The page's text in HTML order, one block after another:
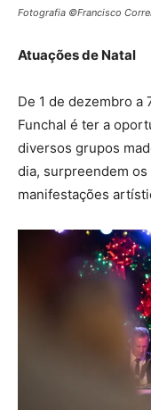
Fotografia ©Francisco
Atuações de Natal
De 1 de dezembro a
Funchal é ter a
diversos grupos
dia, surpreendem
manifestações